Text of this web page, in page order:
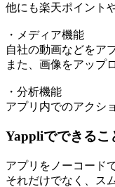
他にも楽天ポイント
・メディア機能
自社の動画などをア
また、画像をアップ
・分析機能
アプリ内でのアクシ
Yappliでできるこ
アプリをノーコード
それだけでなく、ス